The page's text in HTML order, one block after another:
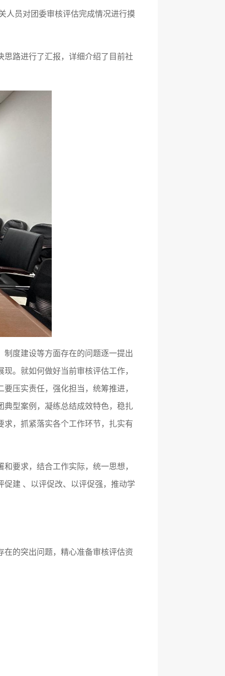
人员对团委审核评估完成情况进行摸
路进行了汇报，详细介绍了目前社
度建设等方面存在的问题逐一提出
。就如何做好当前审核评估工作，
压实责任，强化担当，统筹推进，
典型案例，凝练总结成效特色，稳扎
，抓紧落实各个工作环节，扎实有
要求，结合工作实际，统一思想，
建 、以评促改、以评促强，推动学
的突出问题，精心准备审核评估资